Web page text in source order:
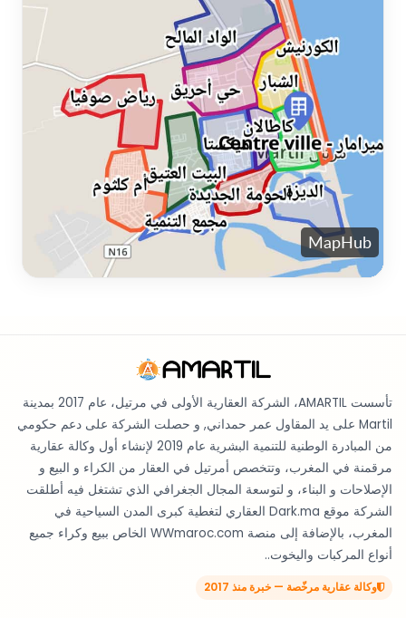
تأسست AMARTIL، الشركة العقارية الأولى في مرتيل، عام 2017 بمدينة
Martil على يد المقاول عمر حمداني, و حصلت الشركة على دعم حكومي
من المبادرة الوطنية للتنمية البشرية عام 2019 لإنشاء أول وكالة عقارية
مرقمنة في المغرب، وتتخصص أمرتيل في العقار من الكراء و البيع و
الإصلاحات و البناء، و لتوسعة المجال الجغرافي الذي تشتغل فيه أطلقت
الشركة موقع Dark.ma العقاري لتغطية كبرى المدن السياحية في
المغرب، بالإضافة إلى منصة WWmaroc.com الخاص ببيع وكراء جميع
أنواع المركبات واليخوت..
وكالة عقارية مرخّصة — خبرة منذ 2017